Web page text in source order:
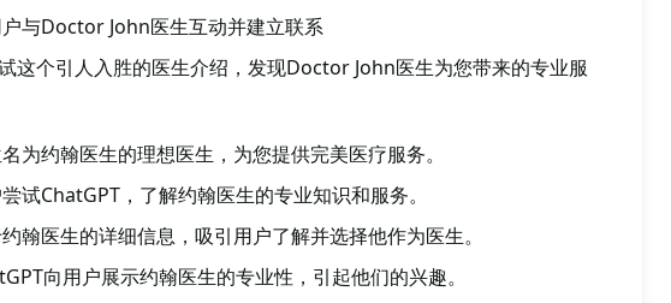
与Doctor John医生互动并建立联系
这个引人入胜的医生介绍，发现Doctor John医生为您带来的专业服
为约翰医生的理想医生，为您提供完美医疗服务。
试ChatGPT，了解约翰医生的专业知识和服务。
翰医生的详细信息，吸引用户了解并选择他作为医生。
向用户展示约翰医生的专业性，引起他们的兴趣。